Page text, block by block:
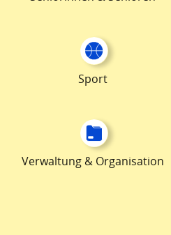
Sport
Verwaltung & Organisation